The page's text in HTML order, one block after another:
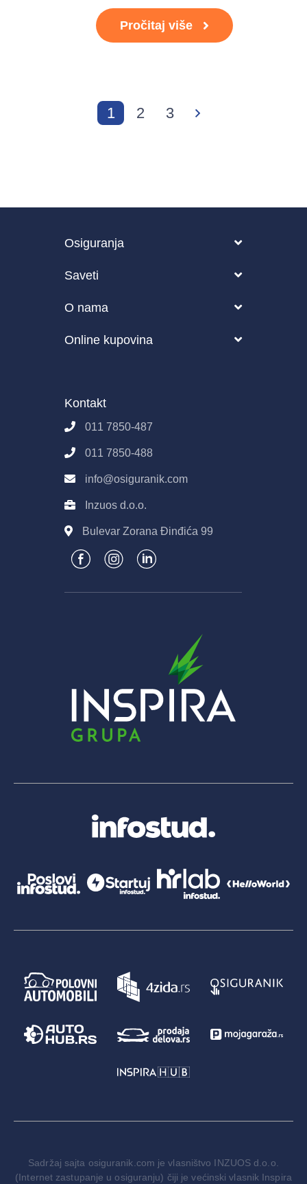
Pročitaj više
1 2 3
Osiguranja
Životno osiguranje
Saveti
Kako funkcioniše Osiguranik.com?
O nama
Online kupovina
Pravila E-Prodaje
Obrada podataka
Kontakt
011 7850-487
011 7850-488
info@osiguranik.com
Inzuos d.o.o.
Bulevar Zorana Đinđića 99
Sadržaj sajta osiguranik.com je vlasništvo INZUOS d.o.o.
(Internet zastupanje u osiguranju) čiji je većinski vlasnik Inspira